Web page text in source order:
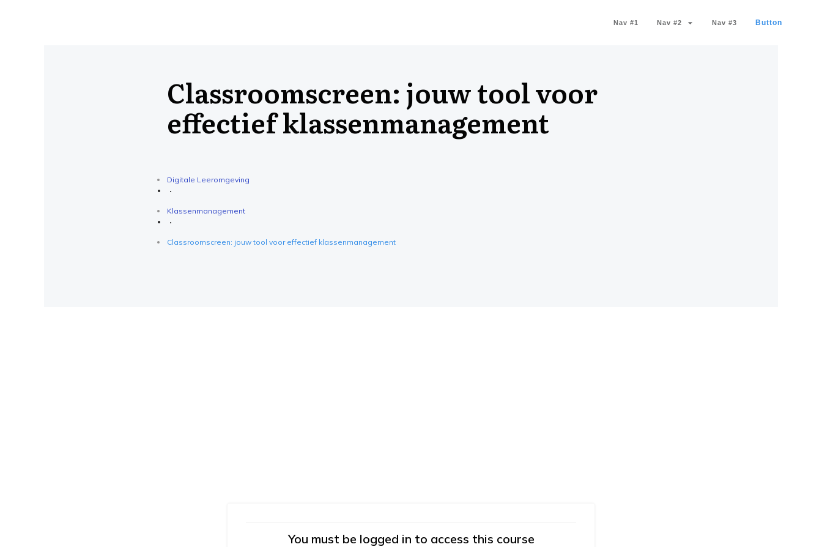
Nav #1 Nav #2 Nav #3 Button
Classroomscreen: jouw tool voor
effectief klassenmanagement
Digitale Leeromgeving
Klassenmanagement
Classroomscreen: jouw tool voor effectief klassenmanagement
You must be logged in to access this course